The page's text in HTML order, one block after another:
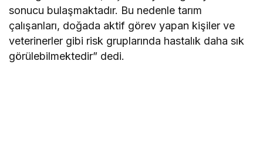
sonucu bulaşmaktadır. Bu nedenle tarım
çalışanları, doğada aktif görev yapan kişiler ve
veterinerler gibi risk gruplarında hastalık daha sık
görülebilmektedir” dedi.